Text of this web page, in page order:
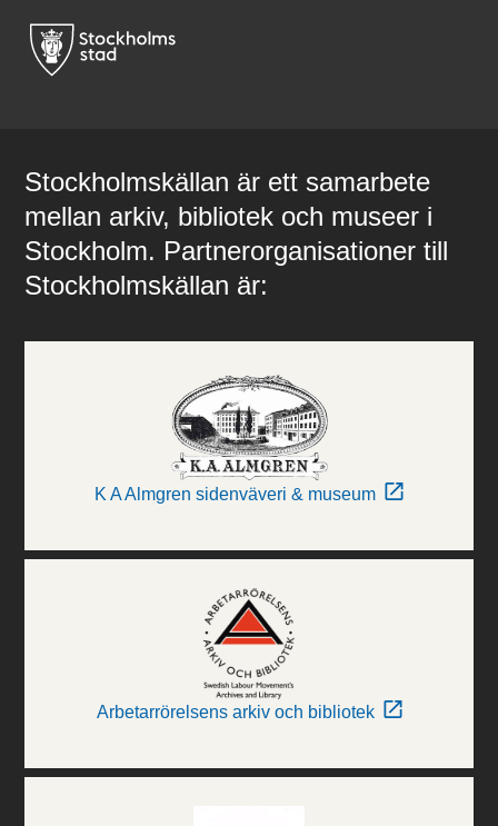
Stockholmskällan är ett samarbete
mellan arkiv, bibliotek och museer i
Stockholm. Partnerorganisationer till
Stockholmskällan är:
K A Almgren sidenväveri & museum
Arbetarrörelsens arkiv och bibliotek